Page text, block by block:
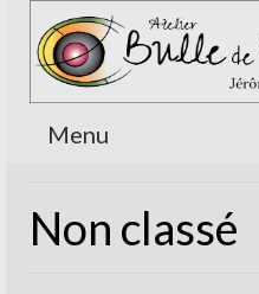
Menu
Non classé